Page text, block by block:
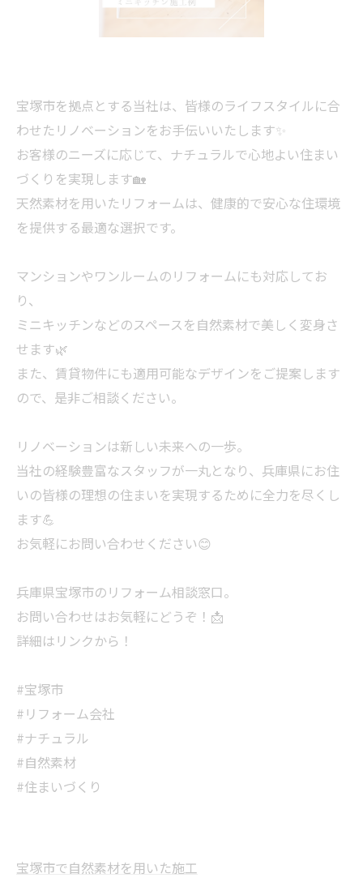
宝塚市を拠点とする当社は、皆様のライフスタイルに合
わせたリノベーションをお手伝いいたします✨
お客様のニーズに応じて、ナチュラルで心地よい住まい
づくりを実現します🏡
天然素材を用いたリフォームは、健康的で安心な住環境
を提供する最適な選択です。
マンションやワンルームのリフォームにも対応してお
り、
ミニキッチンなどのスペースを自然素材で美しく変身さ
せます🌿
また、賃貸物件にも適用可能なデザインをご提案します
ので、是非ご相談ください。
リノベーションは新しい未来への一歩。
当社の経験豊富なスタッフが一丸となり、兵庫県にお住
いの皆様の理想の住まいを実現するために全力を尽くし
ます💪
お気軽にお問い合わせください😊
兵庫県宝塚市のリフォーム相談窓口。
お問い合わせはお気軽にどうぞ！📩
詳細はリンクから！
#宝塚市
#リフォーム会社
#ナチュラル
#自然素材
#住まいづくり
宝塚市で自然素材を用いた施工